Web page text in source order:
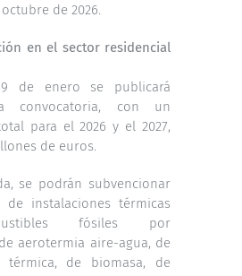
de 2026.
en el sector residencial
de enero se publicará
convocatoria, con un
para el 2026 y el 2027,
de euros.
se podrán subvencionar
instalaciones térmicas
fósiles por
aerotermia aire-agua, de
térmica, de biomasa, de